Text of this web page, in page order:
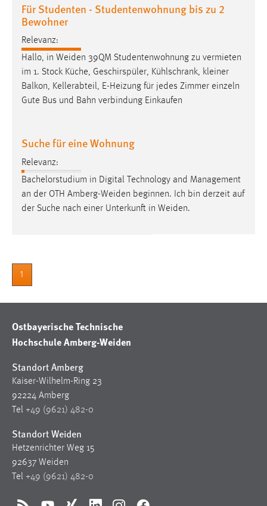
Für Studenten - Studentenwohnung bis zu 2
Bewohner
Relevanz:
Hallo, in Weiden 39QM Studentenwohnung zu vermieten
im 1. Stock Küche, Geschirspüler, Kühlschrank, kleiner
Balkon, Kellerabteil, E-Heizung für jedes Zimmer einzeln
Gute Bus und Bahn verbindung Einkaufen
Suche für eine Wohnung
Relevanz:
Bachelorstudium in Digital Technology and Management
an der OTH Amberg-Weiden beginnen. Ich bin derzeit auf
der Suche nach einer Unterkunft in Weiden.
1
Ostbayerische Technische
Hochschule Amberg-Weiden
Standort Amberg
Kaiser-Wilhelm-Ring 23
92224 Amberg
Tel +49 (9621) 482-0
Standort Weiden
Hetzenrichter Weg 15
92637 Weiden
Tel +49 (9621) 482-0
Das Cookie speichert die gewählte Sprache der Website.
Cookie Laufzeit:
30 Tage
Chat
Name:
Zweck:
Wird benötigt um die Chatfunktion nutzen zu können.
Cookie Laufzeit:
MibewSessionID, mibew-chat-frame-style-
5e9dbeb1811c0446 = Sitzungslaufzeit, mibew_locale = 3
Dieser Cookie ist notwendig um sich an der Website
einloggen zu können.
Cookie Laufzeit:
24 Stunden
Statistik Cookies erfassen Informationen anonym.
Diese Informationen helfen uns zu verstehen, wie
unsere Besucher unsere Website nutzen.
Matomo